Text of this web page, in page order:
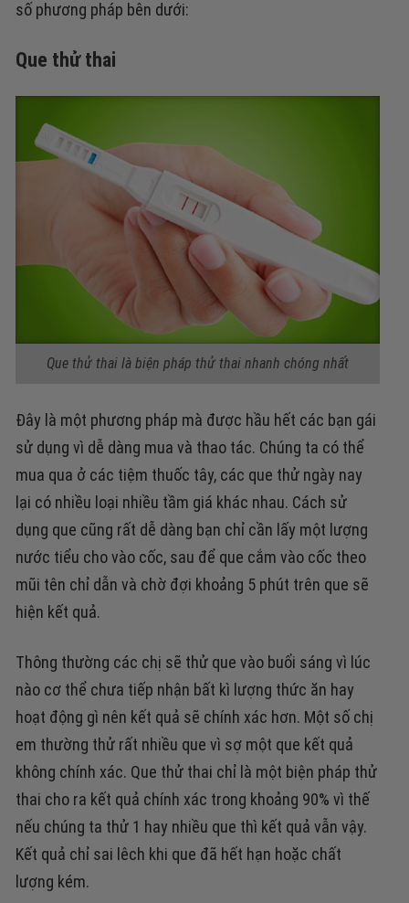
số phương pháp bên dưới:
Que thử thai
Que thử thai là biện pháp thử thai nhanh chóng nhất
Đây là một phương pháp mà được hầu hết các bạn gái
sử dụng vì dễ dàng mua và thao tác. Chúng ta có thể
mua qua ở các tiệm thuốc tây, các que thử ngày nay
lại có nhiều loại nhiều tầm giá khác nhau. Cách sử
dụng que cũng rất dễ dàng bạn chỉ cần lấy một lượng
nước tiểu cho vào cốc, sau để que cắm vào cốc theo
mũi tên chỉ dẫn và chờ đợi khoảng 5 phút trên que sẽ
hiện kết quả.
Thông thường các chị sẽ thử que vào buổi sáng vì lúc
nào cơ thể chưa tiếp nhận bất kì lượng thức ăn hay
hoạt động gì nên kết quả sẽ chính xác hơn. Một số chị
em thường thử rất nhiều que vì sợ một que kết quả
không chính xác. Que thử thai chỉ là một biện pháp thử
thai cho ra kết quả chính xác trong khoảng 90% vì thế
nếu chúng ta thử 1 hay nhiều que thì kết quả vẫn vậy.
Kết quả chỉ sai lêch khi que đã hết hạn hoặc chất
lượng kém.